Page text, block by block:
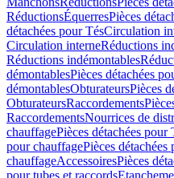
RéductionsÉquerresPièces
détachées pour TésCirculation
Circulation interneRéductions
Réductions indémontables
démontablesPièces détachées
démontablesObturateursPièces
ObturateursRaccordements
RaccordementsNourrices de
chauffagePièces détachées
pour chauffagePièces
chauffageAccessoiresPièces
pour tubes et raccords